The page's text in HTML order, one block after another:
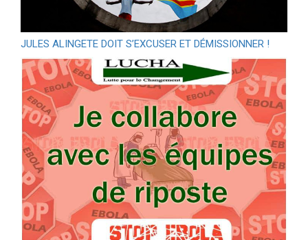
JULES ALINGETE DOIT S’EXCUSER ET DÉMISSIONNER !